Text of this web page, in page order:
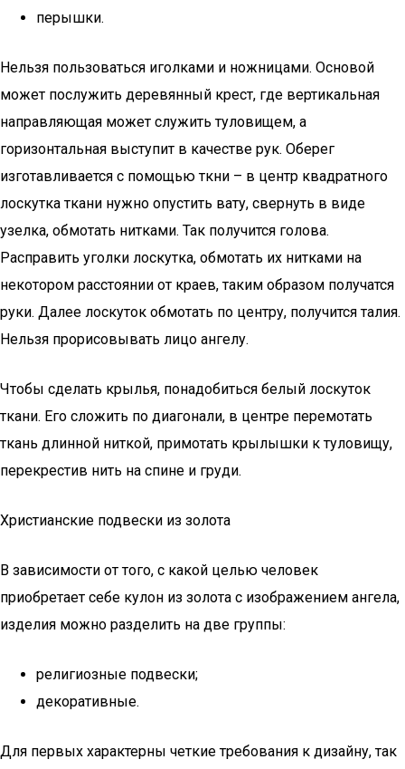
перышки.
Нельзя пользоваться иголками и ножницами. Основой
может послужить деревянный крест, где вертикальная
направляющая может служить туловищем, а
горизонтальная выступит в качестве рук. Оберег
изготавливается с помощью ткни – в центр квадратного
лоскутка ткани нужно опустить вату, свернуть в виде
узелка, обмотать нитками. Так получится голова.
Расправить уголки лоскутка, обмотать их нитками на
некотором расстоянии от краев, таким образом получатся
руки. Далее лоскуток обмотать по центру, получится талия.
Нельзя прорисовывать лицо ангелу.
Чтобы сделать крылья, понадобиться белый лоскуток
ткани. Его сложить по диагонали, в центре перемотать
ткань длинной ниткой, примотать крылышки к туловищу,
перекрестив нить на спине и груди.
Христианские подвески из золота
В зависимости от того, с какой целью человек
приобретает себе кулон из золота с изображением ангела,
изделия можно разделить на две группы:
религиозные подвески;
декоративные.
Для первых характерны четкие требования к дизайну, так